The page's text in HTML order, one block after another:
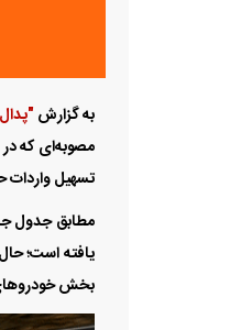
به گزارش
مصوبه‌ای که
تسهیل واردات
بخش خودرو‌های بالاتر از ۲۵۰۰ سی‌سی، دولت ضمن آزادسازی واردات،